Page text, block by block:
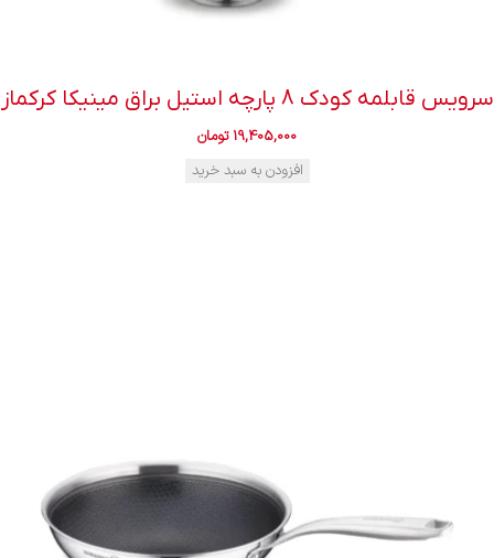
سرویس قابلمه کودک 8 پارچه استیل براق مینیکا کرکماز
19,405,000 تومان
افزودن به سبد خرید